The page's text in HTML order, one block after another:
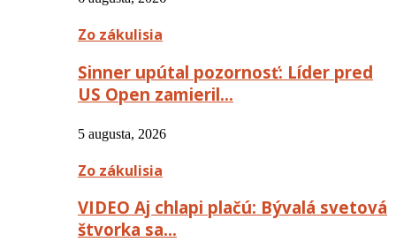
Zo zákulisia
Sinner upútal pozornosť: Líder pred
US Open zamieril…
5 augusta, 2026
Zo zákulisia
VIDEO Aj chlapi plačú: Bývalá svetová
štvorka sa…